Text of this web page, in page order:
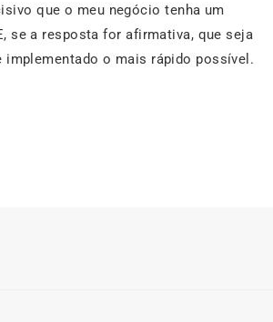
que o meu negócio tenha um
se a resposta for afirmativa, que seja
implementado o mais rápido possível.